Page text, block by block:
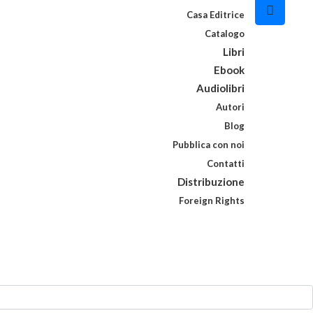
Casa Editrice
Catalogo
Libri
Ebook
Audiolibri
Autori
Blog
Pubblica con noi
Contatti
Distribuzione
Foreign Rights